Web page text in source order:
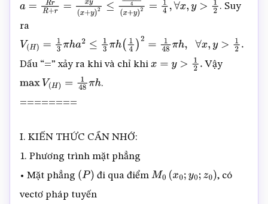
a=R rR+r =x y(x+y) 2≤( x+y)24 (x+ y ) 2=1 4,∀x y> 12
. Suy
ra
V (H) 3πha2≤ 13π h (14)2 =1 h,∀ x,y> 2 .
Dấu “=” xảy ra khi và chỉ khi x=y >1 2. Vậy
maxV (H) =1 48π h
.
========
I. KIẾN THỨC CẦN NHỚ:
1. Phương trình mặt phẳng
• Mặt phẳng (P đi qua điểm M0( x0;y0;z0 )
, có
vectơ pháp tuyến